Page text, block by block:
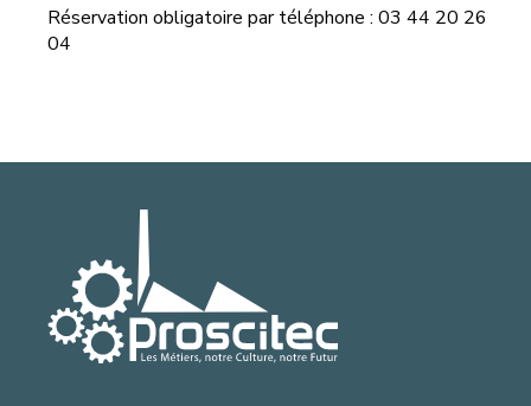
Réservation obligatoire par téléphone : 03 44 20 26
04